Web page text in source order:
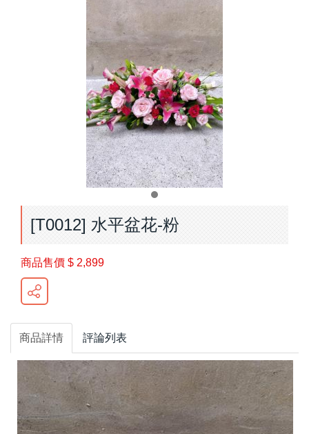
[T0012] 水平盆花-粉
商品售價 $ 2,899
商品詳情 評論列表